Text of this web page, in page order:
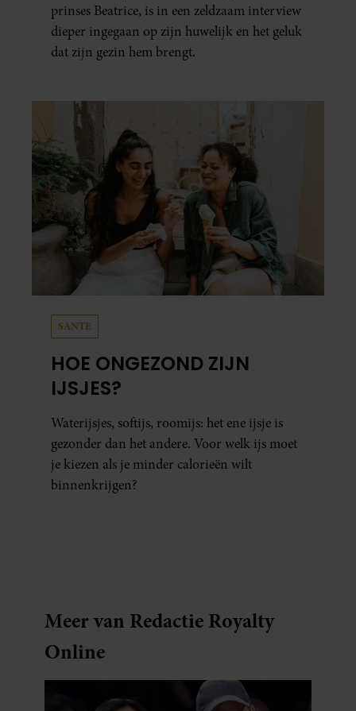
prinses Beatrice, is in een zeldzaam interview
dieper ingegaan op zijn huwelijk en het geluk
dat zijn gezin hem brengt.
SANTE
HOE ONGEZOND ZIJN
IJSJES?
Waterijsjes, softijs, roomijs: het ene ijsje is
gezonder dan het andere. Voor welk ijs moet
je kiezen als je minder calorieën wilt
binnenkrijgen?
Meer van Redactie Royalty
Online